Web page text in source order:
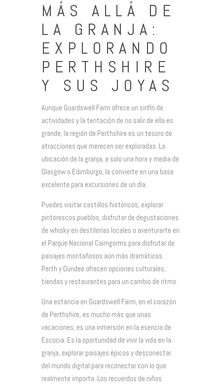
MÁS ALLÁ DE
LA GRANJA:
EXPLORANDO
PERTHSHIRE
Y SUS JOYAS
Aunque Guardswell Farm ofrece un sinfín de
actividades y la tentación de no salir de ella es
grande, la región de Perthshire es un tesoro de
atracciones que merecen ser exploradas. La
ubicación de la granja, a solo una hora y media de
Glasgow o Edimburgo, la convierte en una base
excelente para excursiones de un día.
Puedes visitar castillos históricos, explorar
pintorescos pueblos, disfrutar de degustaciones
de whisky en destilerías locales o aventurarte en
el Parque Nacional Cairngorms para disfrutar de
paisajes montañosos aún más dramáticos.
Perth y Dundee ofrecen opciones culturales,
tiendas y restaurantes para un cambio de ritmo.
Una estancia en Guardswell Farm, en el corazón
de Perthshire, es mucho más que unas
vacaciones; es una inmersión en la esencia de
Escocia. Es la oportunidad de vivir la vida en la
granja, explorar paisajes épicos y desconectar
del mundo digital para reconectar con lo que
realmente importa. Los recuerdos de niños